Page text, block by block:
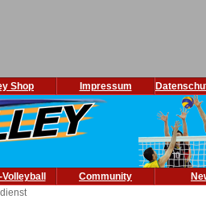
Shop Impressum
Community